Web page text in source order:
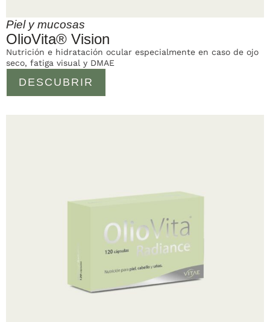
Piel y mucosas
OlioVita® Vision
DESCUBRIR
Nutrición e hidratación ocular especialmente en caso de ojo
seco, fatiga visual y DMAE